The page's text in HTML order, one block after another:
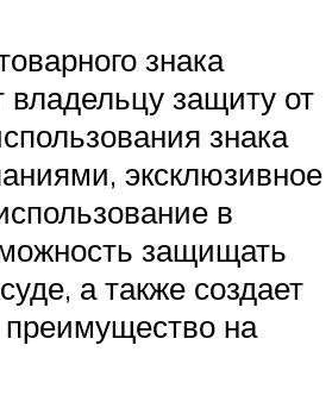
знака
владельцу защиту от
знака
эксклюзивное
в
защищать
а также создает
преимущество на